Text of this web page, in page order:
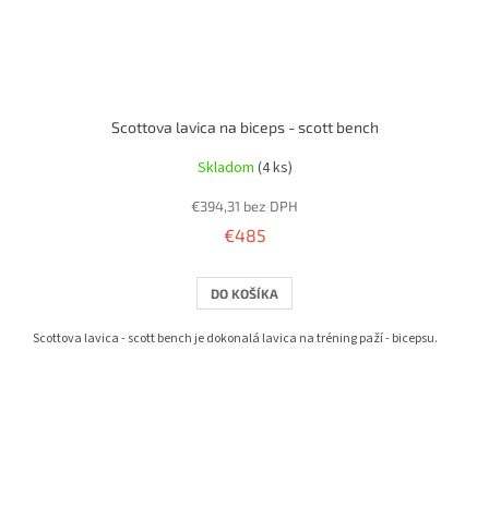
Scottova lavica na biceps - scott bench
Skladom (4 ks)
€394,31 bez DPH
€485
DO KOŠÍKA
Scottova lavica - scott bench je dokonalá lavica na tréning paží - bicepsu.